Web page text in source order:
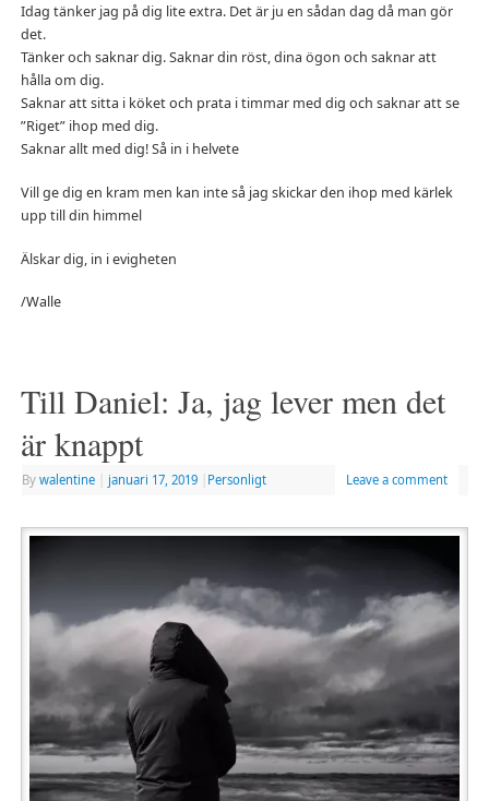
Idag tänker jag på dig lite extra. Det är ju en sådan dag då man gör
det.
Tänker och saknar dig. Saknar din röst, dina ögon och saknar att
hålla om dig.
Saknar att sitta i köket och prata i timmar med dig och saknar att se
”Riget” ihop med dig.
Saknar allt med dig! Så in i helvete
Vill ge dig en kram men kan inte så jag skickar den ihop med kärlek
upp till din himmel
Älskar dig, in i evigheten
/Walle
Till Daniel: Ja, jag lever men det
är knappt
By walentine januari 17, 2019 Personligt Leave a comment